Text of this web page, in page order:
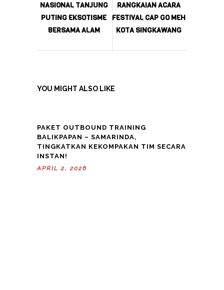
NASIONAL TANJUNG
PUTING EKSOTISME
BERSAMA ALAM
RANGKAIAN ACARA
FESTIVAL CAP GO MEH
KOTA SINGKAWANG
YOU MIGHT ALSO LIKE
PAKET OUTBOUND TRAINING
BALIKPAPAN – SAMARINDA,
TINGKATKAN KEKOMPAKAN TIM SECARA
INSTAN!
APRIL 2, 2026